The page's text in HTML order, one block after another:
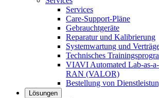
Services
Care-Support-Pläne
Gebrauchtgeräte
Reparatur und Kalibrierung
Systemwartung und
Technisches
VIAVI Automated Lab-as-
RAN (VALOR)
Bestellung von
Lösungen